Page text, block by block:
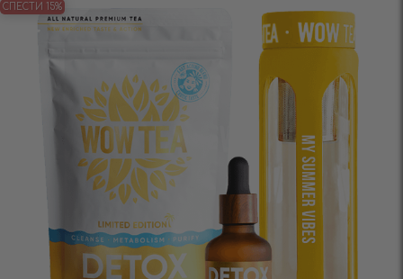
СПЕСТИ 15%